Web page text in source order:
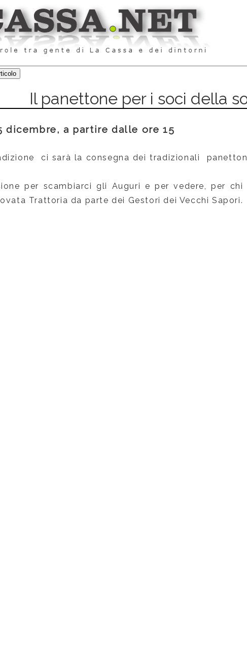
Il panettone per i soci della
dicembre, a partire dalle ore 15
ci sarà la consegna dei tradizionali
per scambiarci gli Auguri e per vedere, per
Trattoria da parte dei Gestori dei Vecchi Sapori.